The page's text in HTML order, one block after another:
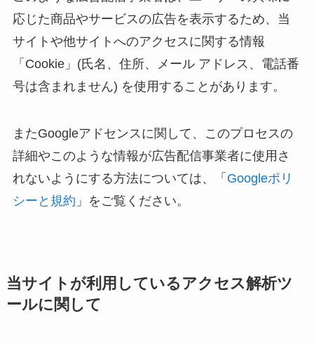
応じた商品やサービスの広告を表示するため、当
サイトや他サイトへのアクセスに関する情報
「Cookie」(氏名、住所、メール アドレス、電話番
号は含まれません) を使用することがあります。
またGoogleアドセンスに関して、このプロセスの
詳細やこのような情報が広告配信事業者に使用さ
れないようにする方法については、「 Googleポリ
シーと規約 」をご覧ください。
当サイトが利用しているアクセス解析ツ
ールに関して